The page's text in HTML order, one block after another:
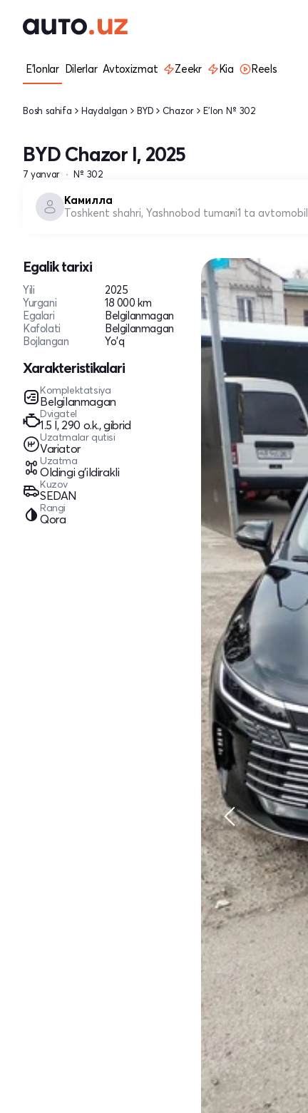
E'lonlar Dilerlar Avtoxizmat Zeekr Kia Reels
Bosh sahifa Haydalgan BYD Chazor E'lon № 302
BYD Chazor I, 2025
7 yanvar № 302
Камилла
Toshkent shahri, Yashnobod tumani1 ta avtomobil
Egalik tarixi
Yili
2025
Yurgani
18 000 km
Egalari
Belgilanmagan
Kafolati
Belgilanmagan
Bojlangan
Yo'q
Xarakteristikalari
Komplektatsiya
Belgilanmagan
Dvigatel
1.5 l, 290 o.k., gibrid
Uzatmalar qutisi
Variator
Uzatma
Oldingi g'ildirakli
Kuzov
SEDAN
Rangi
Qora